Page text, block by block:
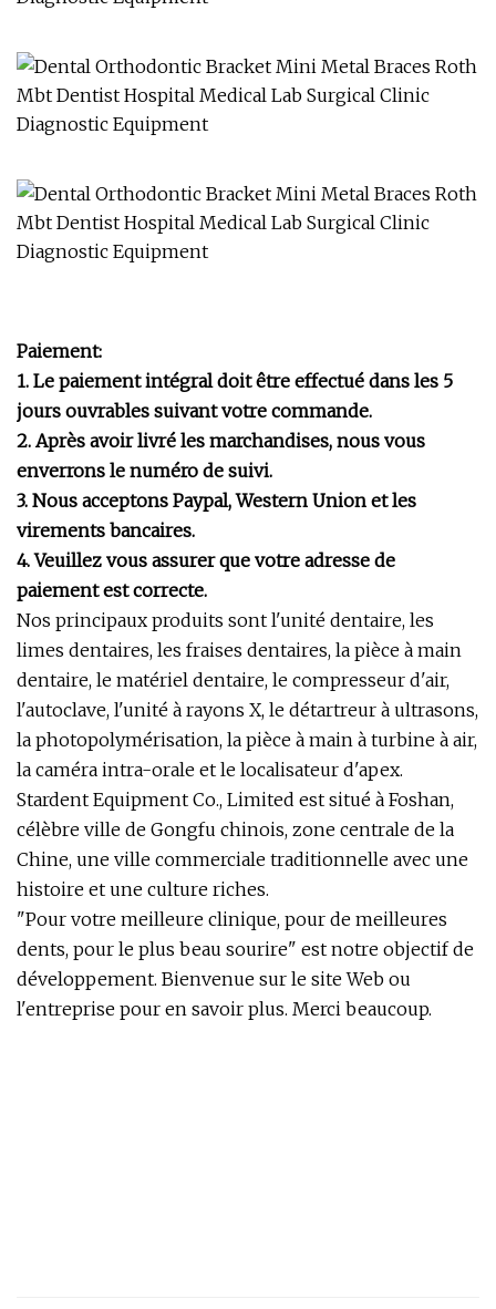
Paiement:
1. Le paiement intégral doit être effectué dans les 5
jours ouvrables suivant votre commande.
2. Après avoir livré les marchandises, nous vous
enverrons le numéro de suivi.
3. Nous acceptons Paypal, Western Union et les
virements bancaires.
4. Veuillez vous assurer que votre adresse de
paiement est correcte.
Nos principaux produits sont l'unité dentaire, les
limes dentaires, les fraises dentaires, la pièce à main
dentaire, le matériel dentaire, le compresseur d'air,
l'autoclave, l'unité à rayons X, le détartreur à ultrasons,
la photopolymérisation, la pièce à main à turbine à air,
la caméra intra-orale et le localisateur d'apex.
Stardent Equipment Co., Limited est situé à Foshan,
célèbre ville de Gongfu chinois, zone centrale de la
Chine, une ville commerciale traditionnelle avec une
histoire et une culture riches.
"Pour votre meilleure clinique, pour de meilleures
dents, pour le plus beau sourire" est notre objectif de
développement. Bienvenue sur le site Web ou
l'entreprise pour en savoir plus. Merci beaucoup.